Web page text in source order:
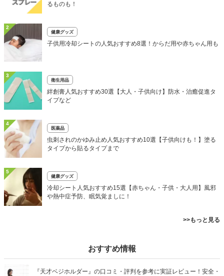
るものも！
2
健康グッズ
子供用冷却シートの人気おすすめ8選！からだ用や赤ちゃん用も
3
衛生用品
絆創膏人気おすすめ30選【大人・子供向け】防水・治癒促進タ
イプなど
4
医薬品
虫刺されのかゆみ止め人気おすすめ10選【子供向けも！】塗る
タイプから貼るタイプまで
5
健康グッズ
冷却シート人気おすすめ15選【赤ちゃん・子供・大人用】風邪
や熱中症予防、眠気覚ましに！
>>もっと見る
おすすめ情報
『天才ベジホルダー』の口コミ・評判を参考に実証レビュー！安全・